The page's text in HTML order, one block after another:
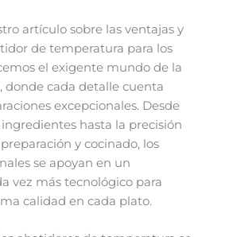
artículo sobre las ventajas y
de temperatura para los
el exigente mundo de la
donde cada detalle cuenta
excepcionales. Desde
hasta la precisión
y cocinado, los
se apoyan en un
vez más tecnológico para
calidad en cada plato.